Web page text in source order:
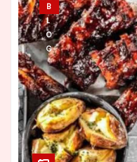
B
L
O
G